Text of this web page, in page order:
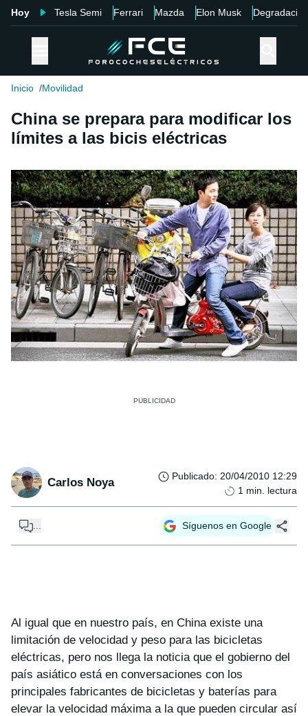
Hoy Tesla Semi Ferrari Mazda Elon Musk Degradación
Inicio Movilidad
China se prepara para modificar los
límites a las bicis eléctricas
Carlos Noya Publicado: 20/04/2010 12:29
1 min. lectura
Síguenos en Google
Al igual que en nuestro país, en China existe una
limitación de velocidad y peso para las bicicletas
eléctricas, pero nos llega la noticia que el gobierno del
país asiático está en conversaciones con los
principales fabricantes de bicicletas y baterías para
elevar la velocidad máxima a la que pueden circular así